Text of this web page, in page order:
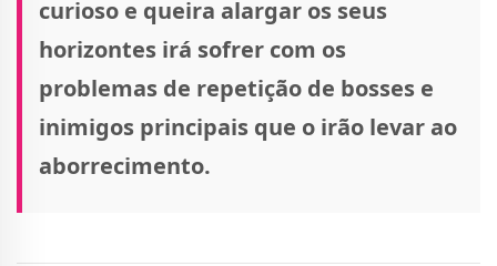
curioso e queira alargar os seus
horizontes irá sofrer com os
problemas de repetição de bosses e
inimigos principais que o irão levar ao
aborrecimento.